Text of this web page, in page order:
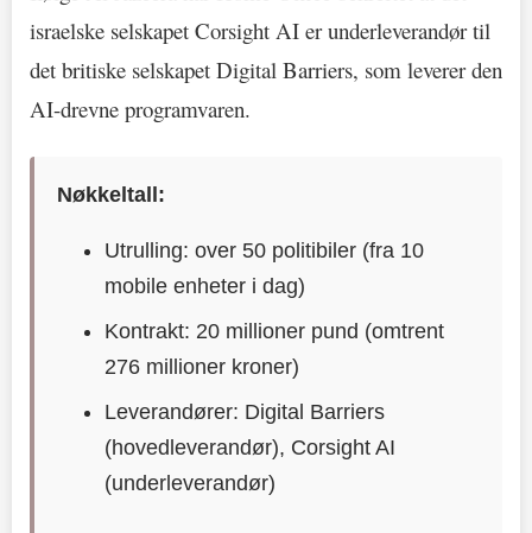
israelske selskapet Corsight AI er underleverandør til
det britiske selskapet Digital Barriers, som leverer den
AI-drevne programvaren.
Nøkkeltall:
Utrulling: over 50 politibiler (fra 10
mobile enheter i dag)
Kontrakt: 20 millioner pund (omtrent
276 millioner kroner)
Leverandører: Digital Barriers
(hovedleverandør), Corsight AI
(underleverandør)